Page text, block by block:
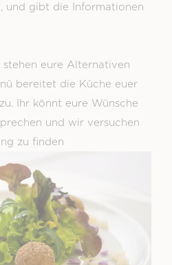
und gibt die Informationen
eure Alternativen
bereitet die Küche euer
Ihr könnt eure Wünsche
und wir versuchen
zu finden